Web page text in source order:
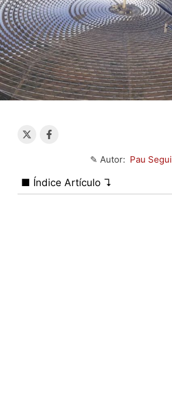
✎ Autor: Pau Segui
■ Índice Artículo ↴